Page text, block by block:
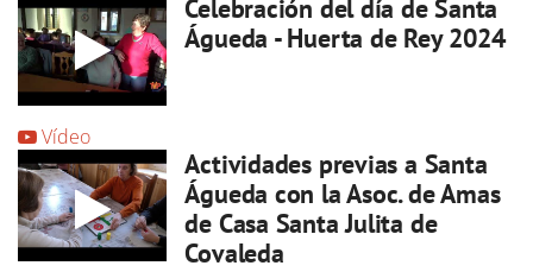
Celebración del día de Santa
Águeda - Huerta de Rey 2024
Vídeo
Actividades previas a Santa
Águeda con la Asoc. de Amas
de Casa Santa Julita de
Covaleda